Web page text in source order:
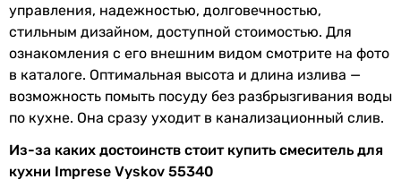
для кухни
для кухни
для кухни
для кухни
для кухни
для кухни
для кухни
Тип
Материал латунь
Производство Чешская Республика
Диаметр
подключения
1/2 ″
Коллекции Valtice
управления, надежностью, долговечностью,
стильным дизайном, доступной стоимостью. Для
ознакомления с его внешним видом смотрите на фото
в каталоге. Оптимальная высота и длина излива —
возможность помыть посуду без разбрызгивания воды
по кухне. Она сразу уходит в канализационный слив.
Из-за каких достоинств стоит купить смеситель для
кухни Imprese Vyskov 55340